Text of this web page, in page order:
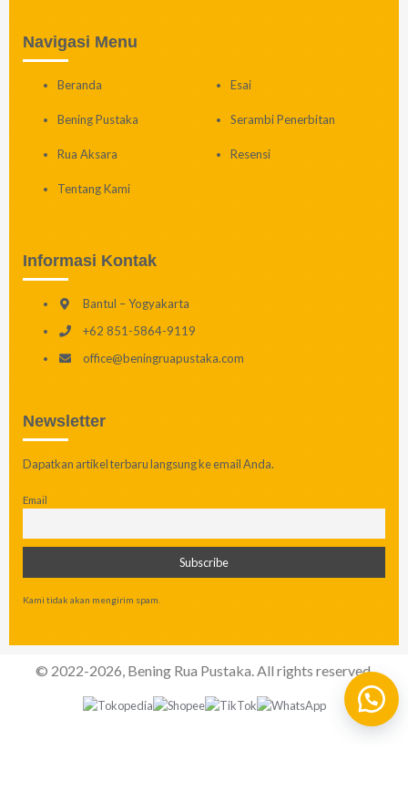
Navigasi Menu
Beranda Esai
Bening Pustaka Serambi Penerbitan
Rua Aksara Resensi
Tentang Kami
Informasi Kontak
Bantul – Yogyakarta
+62 851-5864-9119
office@beningruapustaka.com
Newsletter
Dapatkan artikel terbaru langsung ke email Anda.
Email
Kami tidak akan mengirim spam.
© 2022-2026, Bening Rua Pustaka. All rights reserved.